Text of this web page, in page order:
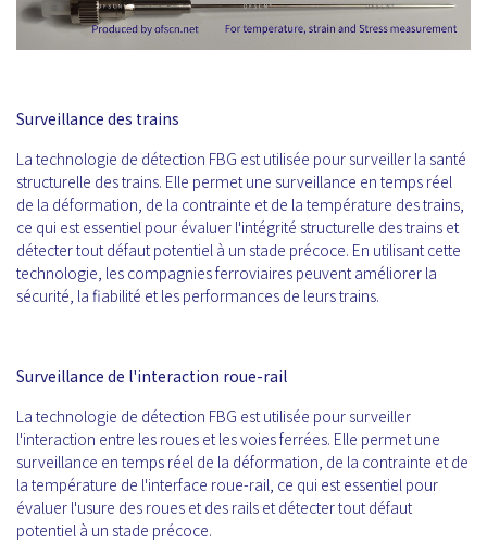
Surveillance des trains
La technologie de détection FBG est utilisée pour surveiller la santé
structurelle des trains. Elle permet une surveillance en temps réel
de la déformation, de la contrainte et de la température des trains,
ce qui est essentiel pour évaluer l'intégrité structurelle des trains et
détecter tout défaut potentiel à un stade précoce. En utilisant cette
technologie, les compagnies ferroviaires peuvent améliorer la
sécurité, la fiabilité et les performances de leurs trains.
Surveillance de l'interaction roue-rail
La technologie de détection FBG est utilisée pour surveiller
l'interaction entre les roues et les voies ferrées. Elle permet une
surveillance en temps réel de la déformation, de la contrainte et de
la température de l'interface roue-rail, ce qui est essentiel pour
évaluer l'usure des roues et des rails et détecter tout défaut
potentiel à un stade précoce.